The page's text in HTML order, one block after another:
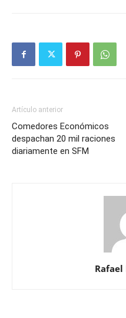
Artículo anterior
Comedores Económicos
despachan 20 mil raciones
diariamente en SFM